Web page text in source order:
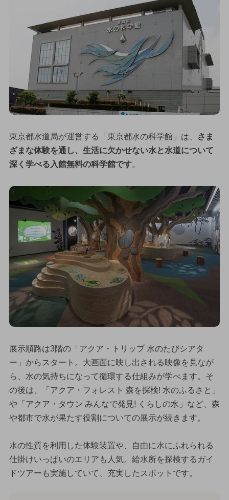
東京都水道局が運営する「東京都水の科学館」は、
さま
ざまな体験を通し、生活に欠かせない水と水道について
深く学べる入館無料の科学館です。
展示順路は3階の「アクア・トリップ 水のたびシアタ
ー」からスタート。大画面に映し出される映像を見なが
ら、水の気持ちになって循環する仕組みが学べます。そ
の後は、「アクア・フォレスト 森を探検! 水のふるさと」
や「アクア・タウン みんなで発見! くらしの水」など、森
や都市で水が果たす役割についての展示が続きます。
水の性質を利用した体験装置や、自由に水にふれられる
仕掛けいっぱいのエリアも人気。給水所を探検するガイ
ドツアーも実施していて、充実したスポットです。